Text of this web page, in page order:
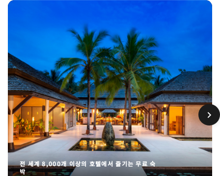
전 세계 8,000개 이상의 호텔에서 즐기는 무료 숙
박